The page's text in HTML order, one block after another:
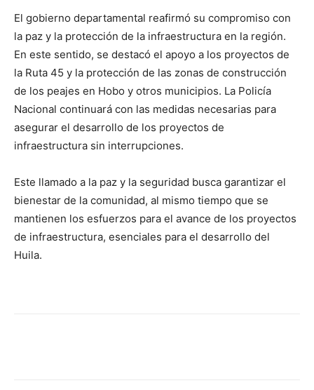
El gobierno departamental reafirmó su compromiso con
la paz y la protección de la infraestructura en la región.
En este sentido, se destacó el apoyo a los proyectos de
la Ruta 45 y la protección de las zonas de construcción
de los peajes en Hobo y otros municipios. La Policía
Nacional continuará con las medidas necesarias para
asegurar el desarrollo de los proyectos de
infraestructura sin interrupciones.
Este llamado a la paz y la seguridad busca garantizar el
bienestar de la comunidad, al mismo tiempo que se
mantienen los esfuerzos para el avance de los proyectos
de infraestructura, esenciales para el desarrollo del
Huila.